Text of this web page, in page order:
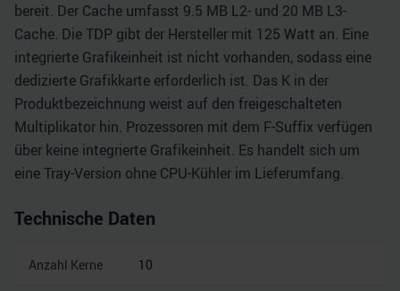
bereit. Der Cache umfasst 9.5 MB L2- und 20 MB L3-
Cache. Die TDP gibt der Hersteller mit 125 Watt an. Eine
integrierte Grafikeinheit ist nicht vorhanden, sodass eine
dedizierte Grafikkarte erforderlich ist. Das K in der
Produktbezeichnung weist auf den freigeschalteten
Multiplikator hin. Prozessoren mit dem F-Suffix verfügen
über keine integrierte Grafikeinheit. Es handelt sich um
eine Tray-Version ohne CPU-Kühler im Lieferumfang.
Technische Daten
Anzahl Kerne 10